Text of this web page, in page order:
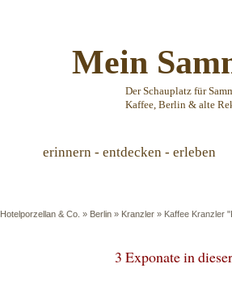
Mein
Der Schauplatz für
Kaffee, Berlin & alte
erinnern - entdecken - erleben
Hotelporzellan & Co. » Berlin » Kranzler » Kaffee Kranzler
3 Exponate in